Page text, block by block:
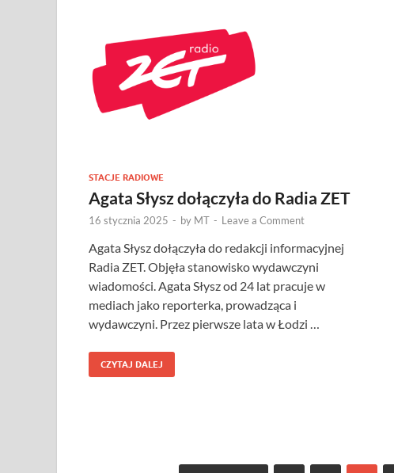
STACJE RADIOWE
Agata Słysz dołączyła do Radia ZET
16 stycznia 2025 - by MT - Leave a Comment
Agata Słysz dołączyła do redakcji informacyjnej
Radia ZET. Objęła stanowisko wydawczyni
wiadomości. Agata Słysz od 24 lat pracuje w
mediach jako reporterka, prowadząca i
wydawczyni. Przez pierwsze lata w Łodzi …
CZYTAJ DALEJ